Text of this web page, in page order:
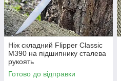
Ніж складний Flipper Classic
M390 на підшипнику сталева
рукоять
Готово до відправки